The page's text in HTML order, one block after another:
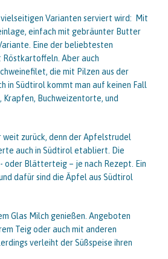
vielseitigen Varianten serviert wird: Mit
einfach mit gebräunter Butter
Eine der beliebtesten
Röstkartoffeln. Aber auch
die mit Pilzen aus der
in Südtirol kommt man auf keinen Fall
Krapfen, Buchweizentorte, und
weit zurück, denn der Apfelstrudel
auch in Südtirol etabliert. Die
oder Blätterteig – je nach Rezept. Ein
dafür sind die Äpfel aus Südtirol
Glas Milch genießen. Angeboten
Teig oder auch mit anderen
verleiht der Süßspeise ihren